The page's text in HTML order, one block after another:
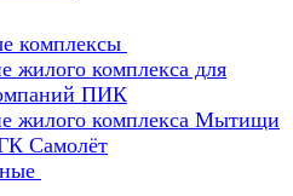
комплексы
жилого комплекса для
ПИК
жилого комплекса Мытищи
Самолёт